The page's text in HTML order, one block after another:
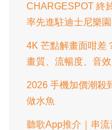
CHARGESPOT 終
率先進駐迪士尼樂園
4K 芒點解畫面咁差
畫質、流暢度、音
2026 手機加價潮殺
做水魚
聽歌App推介｜串流